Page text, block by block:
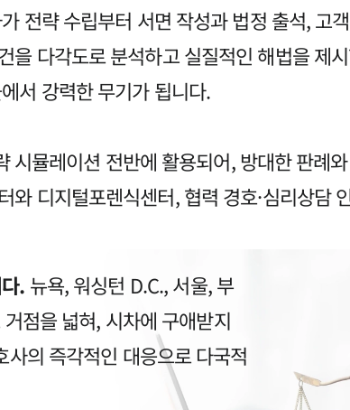
전략 수립부터 서면 작성과 법정 출석, 고
다각도로 분석하고 실질적인 해법을 제
서 강력한 무기가 됩니다.
뮬레이션 전반에 활용되어, 방대한 판례
디지털포렌식센터, 협력 경호·심리상담
. 뉴욕, 워싱턴 D.C., 서울, 부
점을 넓혀, 시차에 구애받지
의 즉각적인 대응으로 다국적